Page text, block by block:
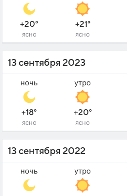
+20°
ясно
+21°
ясно
13 сентября 2023
ночь
+18°
ясно
утро
+20°
ясно
13 сентября 2022
ночь утро